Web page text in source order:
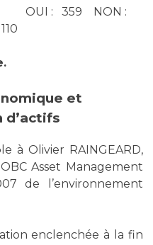
: OUI : 359 NON :
et
d’actifs
à Olivier RAINGEARD,
Asset Management
de l’environnement
enclenchée à la fin